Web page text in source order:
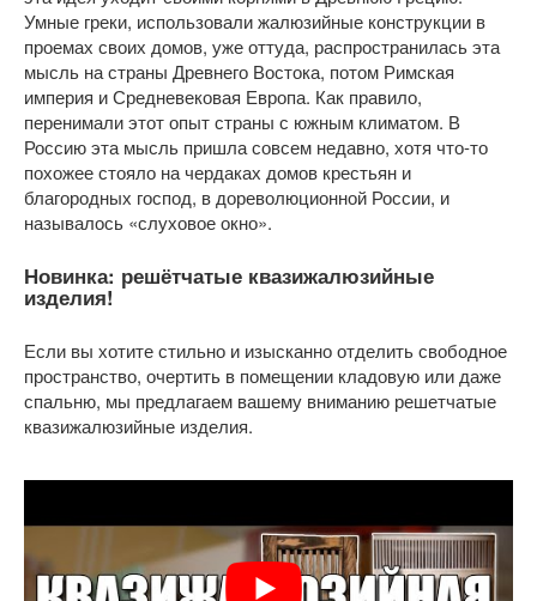
Умные греки, использовали жалюзийные конструкции в
проемах своих домов, уже оттуда, распространилась эта
мысль на страны Древнего Востока, потом Римская
империя и Средневековая Европа. Как правило,
перенимали этот опыт страны с южным климатом. В
Россию эта мысль пришла совсем недавно, хотя что-то
похожее стояло на чердаках домов крестьян и
благородных господ, в дореволюционной России, и
называлось «слуховое окно».
Новинка: решётчатые квазижалюзийные
изделия!
Если вы хотите стильно и изысканно отделить свободное
пространство, очертить в помещении кладовую или даже
спальню, мы предлагаем вашему вниманию решетчатые
квазижалюзийные изделия.